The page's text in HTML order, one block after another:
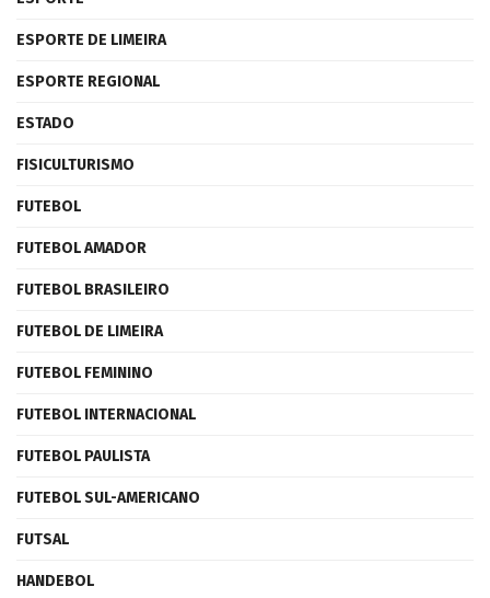
ESPORTE DE LIMEIRA
ESPORTE REGIONAL
ESTADO
FISICULTURISMO
FUTEBOL
FUTEBOL AMADOR
FUTEBOL BRASILEIRO
FUTEBOL DE LIMEIRA
FUTEBOL FEMININO
FUTEBOL INTERNACIONAL
FUTEBOL PAULISTA
FUTEBOL SUL-AMERICANO
FUTSAL
HANDEBOL